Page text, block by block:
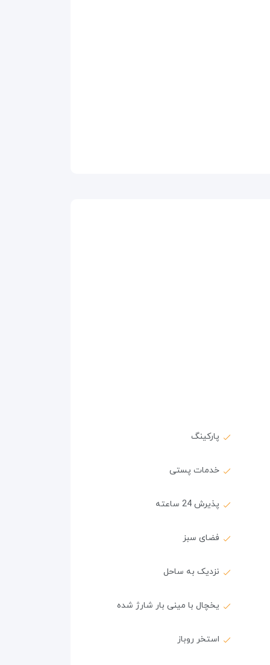
پارکینگ
خدمات پستی
پذیرش 24 ساعته
فضای سبز
نزدیک به ساحل
یخچال با مینی بار شارژ شده
استخر روباز